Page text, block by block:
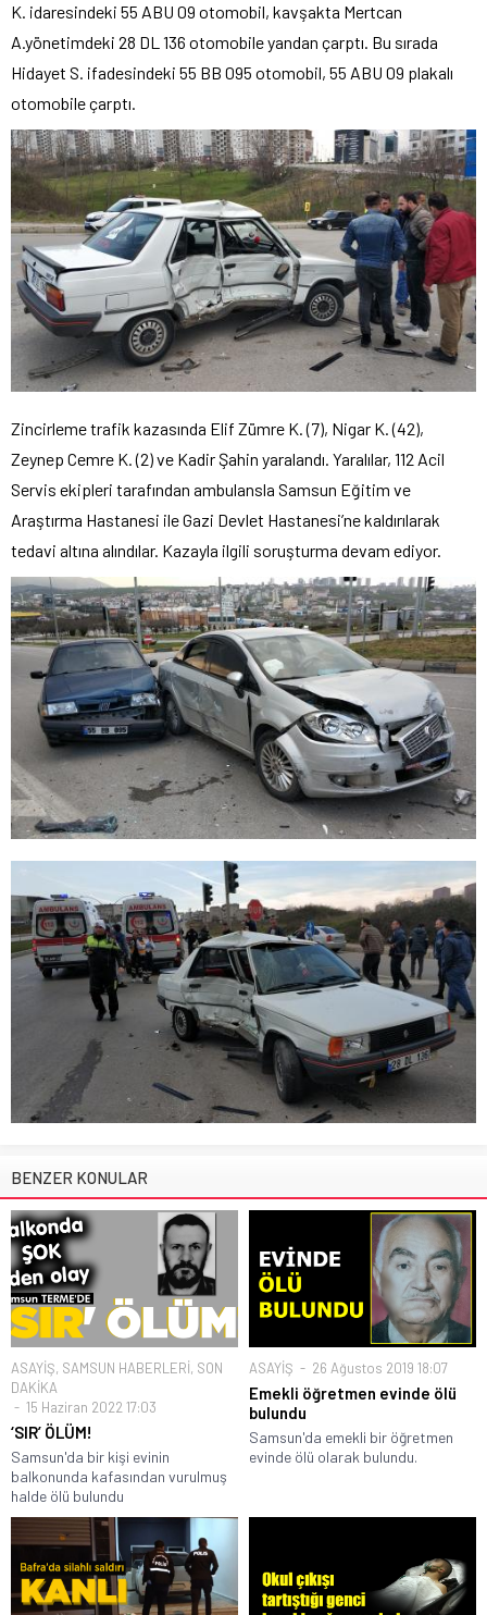
K. idaresindeki 55 ABU 09 otomobil, kavşakta Mertcan
A.yönetimdeki 28 DL 136 otomobile yandan çarptı. Bu sırada
Hidayet S. ifadesindeki 55 BB 095 otomobil, 55 ABU 09 plakalı
otomobile çarptı.
Zincirleme trafik kazasında Elif Zümre K. (7), Nigar K. (42),
Zeynep Cemre K. (2) ve Kadir Şahin yaralandı. Yaralılar, 112 Acil
Servis ekipleri tarafından ambulansla Samsun Eğitim ve
Araştırma Hastanesi ile Gazi Devlet Hastanesi’ne kaldırılarak
tedavi altına alındılar. Kazayla ilgili soruşturma devam ediyor.
BENZER KONULAR
ASAYİŞ, SAMSUN HABERLERİ, SON
DAKİKA
15 Haziran 2022 17:03
‘SIR’ ÖLÜM!
Samsun'da bir kişi evinin
balkonunda kafasından vurulmuş
halde ölü bulundu
ASAYİŞ 26 Ağustos 2019 18:07
Emekli öğretmen evinde ölü
bulundu
Samsun'da emekli bir öğretmen
evinde ölü olarak bulundu.